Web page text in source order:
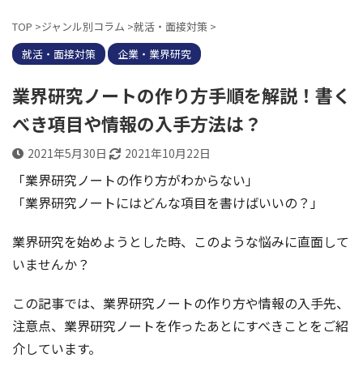
TOP >ジャンル別コラム >就活・面接対策 >
就活・面接対策
企業・業界研究
業界研究ノートの作り方手順を解説！書く
べき項目や情報の入手方法は？
2021年5月30日 2021年10月22日
「業界研究ノートの作り方がわからない」
「業界研究ノートにはどんな項目を書けばいいの？」
業界研究を始めようとした時、このような悩みに直面して
いませんか？
この記事では、業界研究ノートの作り方や情報の入手先、
注意点、業界研究ノートを作ったあとにすべきことをご紹
介しています。